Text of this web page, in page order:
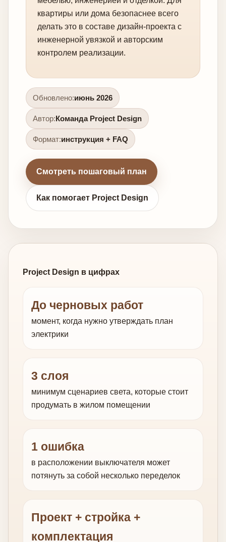
квартиры или дома безопаснее всего
делать это в составе дизайн-проекта с
инженерной увязкой и авторским
контролем реализации.
Обновлено:июнь 2026
Автор:Команда Project Design
Формат:инструкция + FAQ
Смотреть пошаговый план
Как помогает Project Design
Project Design в цифрах
До черновых работ
момент, когда нужно утверждать план
электрики
3 слоя
минимум сценариев света, которые стоит
продумать в жилом помещении
1 ошибка
в расположении выключателя может
потянуть за собой несколько переделок
Проект + стройка +
комплектация